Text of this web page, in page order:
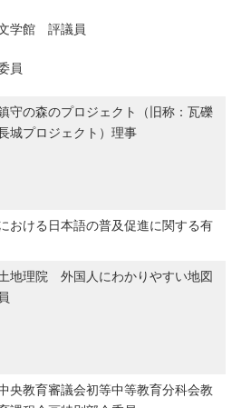
学館 評議員
員
守の森のプロジェクト（旧称：瓦礫
城プロジェクト）理事
ける日本語の普及促進に関する有
地理院 外国人にわかりやすい地図
教育審議会初等中等教育分科会教